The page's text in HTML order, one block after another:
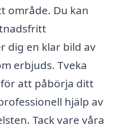
område. Du kan
dig en klar bild av
erbjuds. Tveka
att påbörja ditt
hjälp av
Tack vare våra